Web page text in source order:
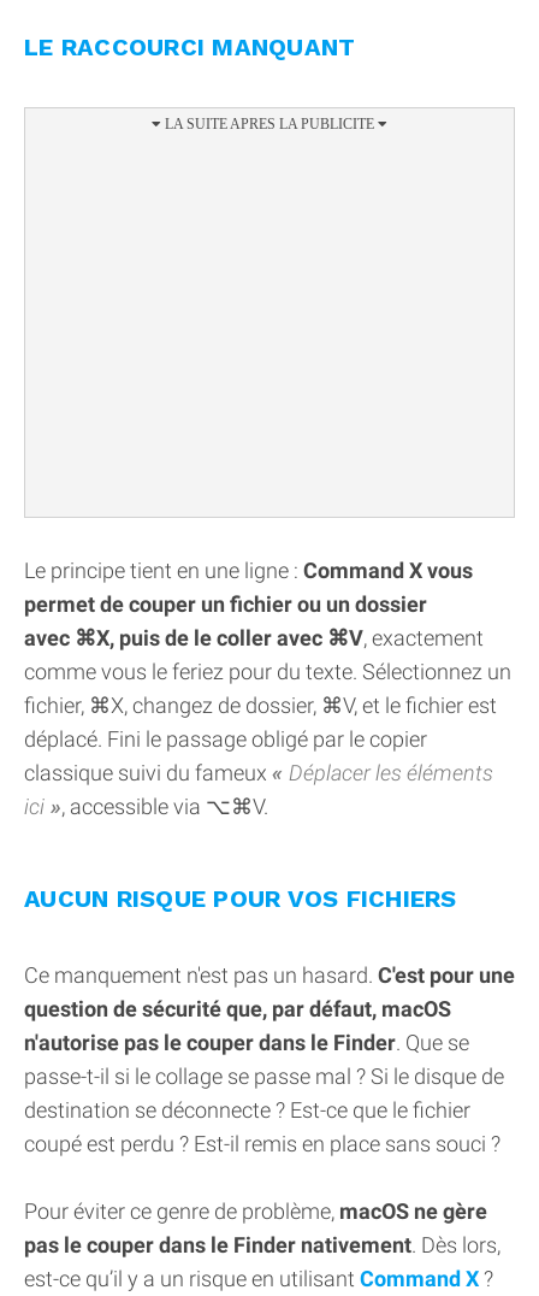
LE RACCOURCI MANQUANT
Le principe tient en une ligne : Command X vous
permet de couper un fichier ou un dossier
avec ⌘X, puis de le coller avec ⌘V, exactement
comme vous le feriez pour du texte. Sélectionnez un
fichier, ⌘X, changez de dossier, ⌘V, et le fichier est
déplacé. Fini le passage obligé par le copier
classique suivi du fameux
Déplacer les éléments
ici
, accessible via ⌥⌘V.
AUCUN RISQUE POUR VOS FICHIERS
Ce manquement n'est pas un hasard. C'est pour une
question de sécurité que, par défaut, macOS
n'autorise pas le couper dans le Finder. Que se
passe-t-il si le collage se passe mal ? Si le disque de
destination se déconnecte ? Est-ce que le fichier
coupé est perdu ? Est-il remis en place sans souci ?
Pour éviter ce genre de problème, macOS ne gère
pas le couper dans le Finder nativement. Dès lors,
est-ce qu’il y a un risque en utilisant Command X?